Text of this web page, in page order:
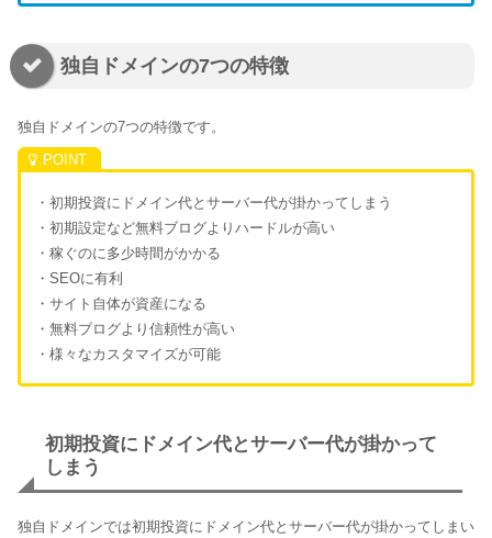
独自ドメインの7つの特徴
独自ドメインの7つの特徴です。
・初期投資にドメイン代とサーバー代が掛かってしまう
・初期設定など無料ブログよりハードルが高い
・稼ぐのに多少時間がかかる
・SEOに有利
・サイト自体が資産になる
・無料ブログより信頼性が高い
・様々なカスタマイズが可能
初期投資にドメイン代とサーバー代が掛かって
しまう
独自ドメインでは初期投資にドメイン代とサーバー代が掛かってしまい